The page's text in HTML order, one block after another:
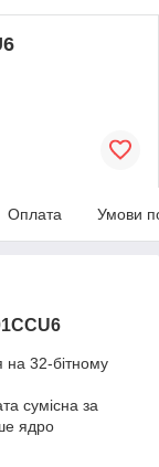
Оплата Умови
на 32-бітному
сумісна за
ядро